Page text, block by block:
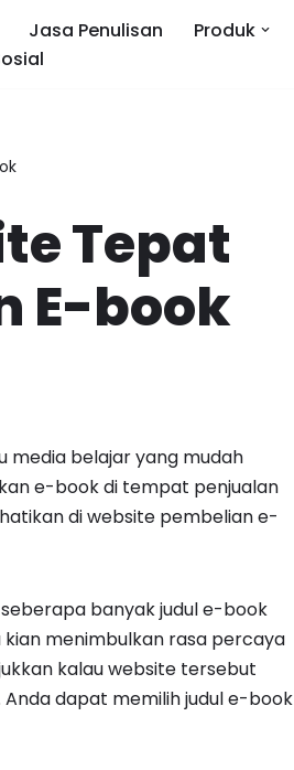
Jasa Penulisan Produk
Tepat
E-book
media belajar yang mudah
e-book di tempat penjualan
di website pembelian e-
banyak judul e-book
menimbulkan rasa percaya
kalau website tersebut
dapat memilih judul e-book